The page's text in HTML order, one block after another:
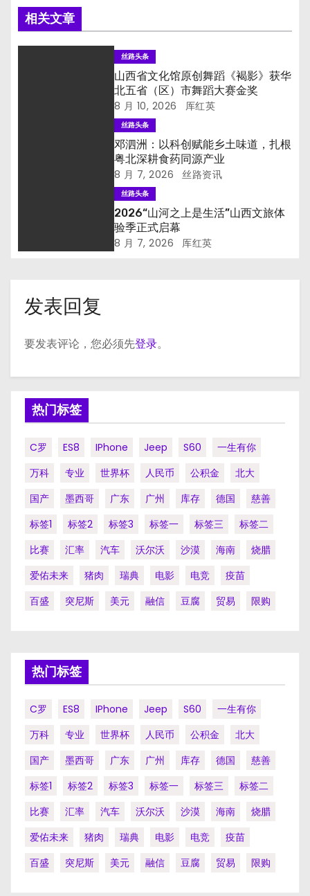
相关文章
丝路头条
山西省文化馆原创舞蹈《褐影》获华
北五省（区）市舞蹈大赛金奖
8 月 10, 2026 厍红英
丝路头条
邓泗洲：以科创赋能乡土味道，扎根
粤北深耕食药同源产业
8 月 7, 2026 丝路资讯
丝路头条
2026“山河之上是生活”山西文旅体
验季正式启幕
8 月 7, 2026 厍红英
发表回复
要发表评论，您必须先登录。
热门标签
C罗 ES8 IPhone Jeep S60
一生有你
万科
专业 世界杯 人民币 公积金
北大
国产
墨西哥 广东 广州 库存 德国
慈善
标签1
标签2 标签3 标签一 标签三
标签二
比赛
汇率 汽车 沃尔沃 沙漠 海南
烧腊
爱佑未来
猪肉 瑞典 电影 电竞
疫苗
百盛
突尼斯 美元 融信 豆腐 贸易 限购
热门标签
C罗 ES8 IPhone Jeep S60
一生有你
万科
专业 世界杯 人民币 公积金
北大
国产
墨西哥 广东 广州 库存 德国
慈善
标签1
标签2 标签3 标签一 标签三
标签二
比赛
汇率 汽车 沃尔沃 沙漠 海南
烧腊
爱佑未来
猪肉 瑞典 电影 电竞
疫苗
百盛
突尼斯 美元 融信 豆腐 贸易 限购